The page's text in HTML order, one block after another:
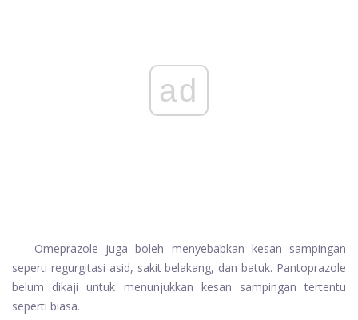
ad
Omeprazole juga boleh menyebabkan kesan sampingan
seperti regurgitasi asid, sakit belakang, dan batuk. Pantoprazole
belum dikaji untuk menunjukkan kesan sampingan tertentu
seperti biasa.